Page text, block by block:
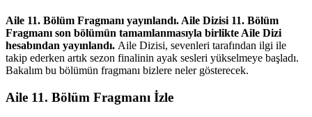
Aile 11. Bölüm Fragmanı yayınlandı. Aile Dizisi 11. Bölüm
Fragmanı son bölümün tamamlanmasıyla birlikte Aile Dizi
hesabından yayınlandı. Aile Dizisi, sevenleri tarafından ilgi ile
takip ederken artık sezon finalinin ayak sesleri yükselmeye başladı.
Bakalım bu bölümün fragmanı bizlere neler gösterecek.
Aile 11. Bölüm Fragmanı İzle